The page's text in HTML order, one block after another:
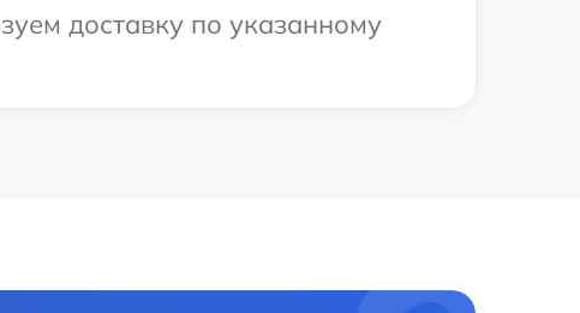
доставку по указанному